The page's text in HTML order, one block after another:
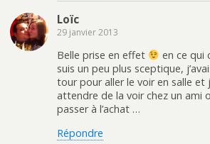
Loïc
29 janvier 2013
Belle prise en effet
en ce qui
suis un peu plus sceptique,
tour pour aller le voir en salle et
attendre de la voir chez un ami
passer à l’achat …
Répondre